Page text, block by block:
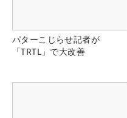
パターこじらせ記者が
「TRTL」で大改善